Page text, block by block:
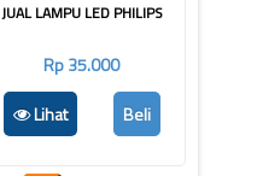
JUAL LAMPU LED PHILIPS
Rp 35.000
Lihat
Beli